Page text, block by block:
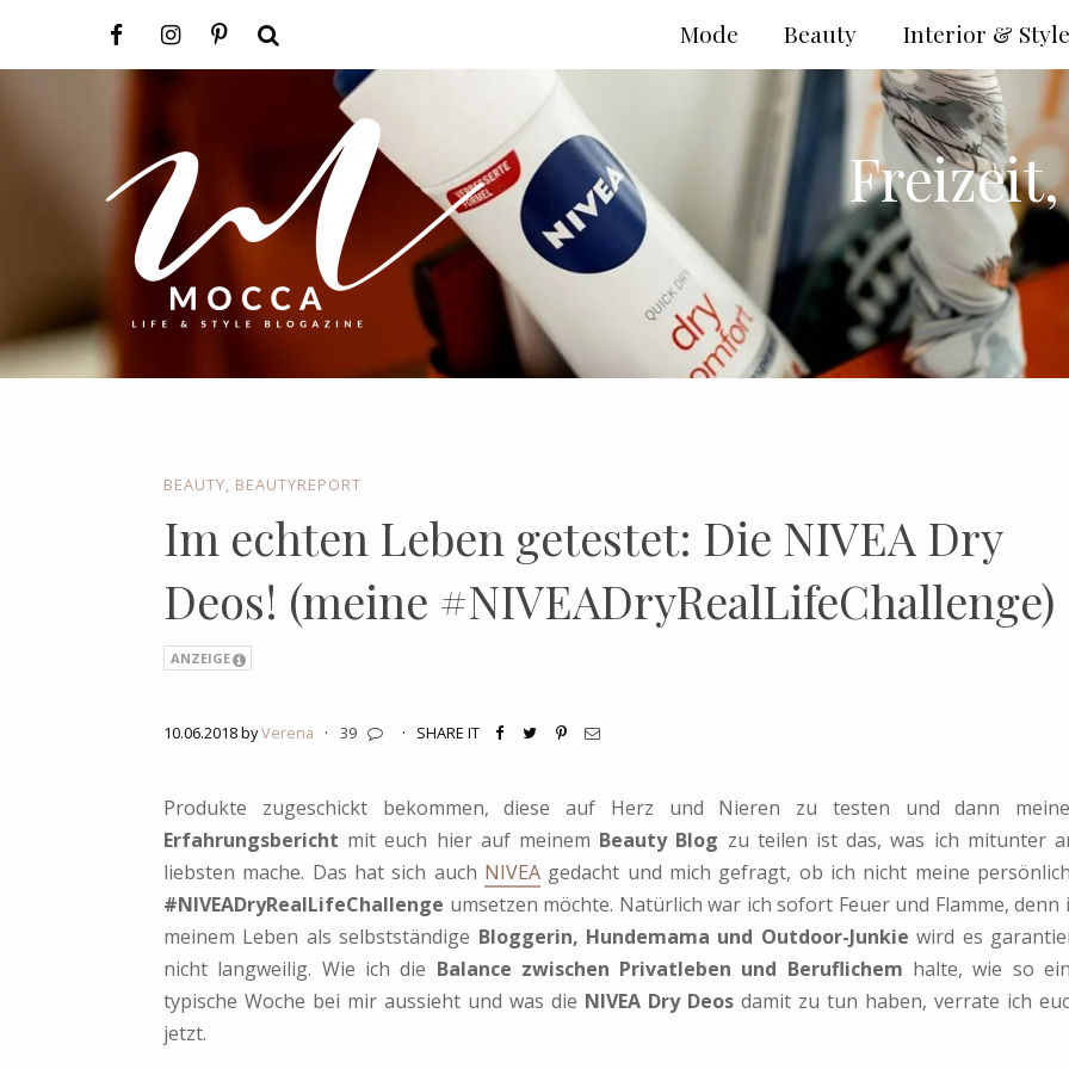
BEAUTY BEAUTYREPORT
Im echten Leben getestet: Die NIVEA Dry
Deos! (meine #NIVEADryRealLifeChallenge)
ANZEIGE
10.06.2018 byVerena · 39 · SHARE IT
Produkte zugeschickt bekommen, diese auf Herz und Nieren zu testen und dann
Erfahrungsbericht mit euch hier auf meinem Beauty Blog zu teilen ist das, was ich mitunter
liebsten mache. Das hat sich auch NIVEA gedacht und mich gefragt, ob ich nicht meine
#NIVEADryRealLifeChallenge umsetzen möchte. Natürlich war ich sofort Feuer und Flamme, denn
meinem Leben als selbstständige Bloggerin, Hundemama und Outdoor-Junkie wird es
nicht langweilig. Wie ich die Balance zwischen Privatleben und Beruflichem halte, wie so
typische Woche bei mir aussieht und was die NIVEA Dry Deos damit zu tun haben, verrate ich
jetzt.
Interior & Style
Beauty
Mode